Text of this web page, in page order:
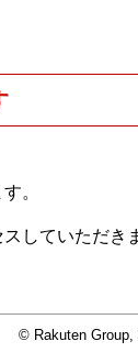
。
していただき
© Rakuten Group,